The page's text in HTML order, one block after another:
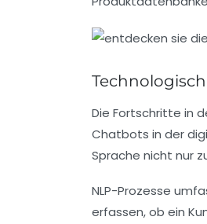
Die Fortschritte in
Chatbots in der
Sprache nicht nur
NLP-Prozesse
erfassen, ob ein